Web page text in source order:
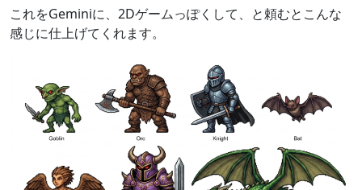
これをGeminiに、2Dゲームっぽくして、と頼むとこんな
感じに仕上げてくれます。